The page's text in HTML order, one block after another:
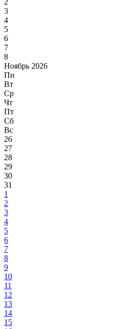
2
3
4
5
6
7
8
Ноябрь 2026
Пн
Вт
Ср
Чт
Пт
Сб
Вс
26
27
28
29
30
31
1
2
3
4
5
6
7
8
9
10
11
12
13
14
15